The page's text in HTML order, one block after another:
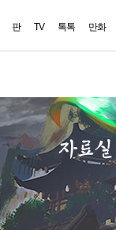
판 TV 톡톡 만화
자료실
갤러리
미디어센터